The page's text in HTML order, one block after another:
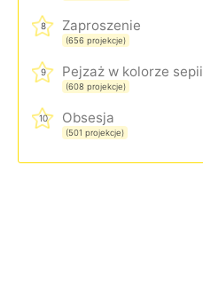
8 Zaproszenie
(656 projekcje)
9 Pejzaż w kolorze sepii
(608 projekcje)
10 Obsesja
(501 projekcje)